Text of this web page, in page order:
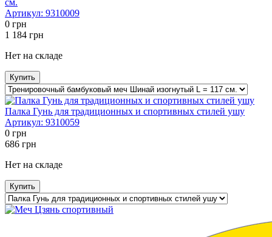
Артикул: 9310009
0 грн
1 184 грн
Нет на складе
Купить
Палка Гунь для традиционных и спортивных стилей ушу
Артикул: 9310059
0 грн
686 грн
Нет на складе
Купить